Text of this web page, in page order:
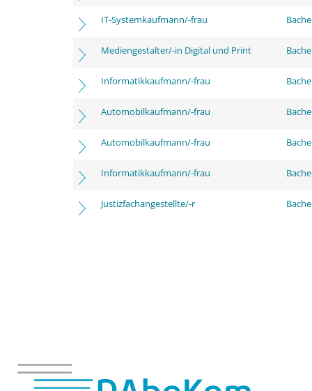
IT-Systemkaufmann/-frau
Mediengestalter/-in Digital und Print
Informatikkaufmann/-frau
Automobilkaufmann/-frau
Automobilkaufmann/-frau
Informatikkaufmann/-frau
Justizfachangestellte/-r